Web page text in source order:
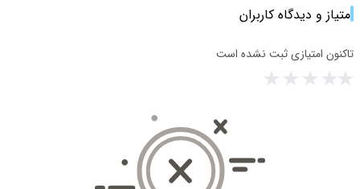
امتیاز و دیدگاه کاربران
تاکنون امتیازی ثبت نشده است